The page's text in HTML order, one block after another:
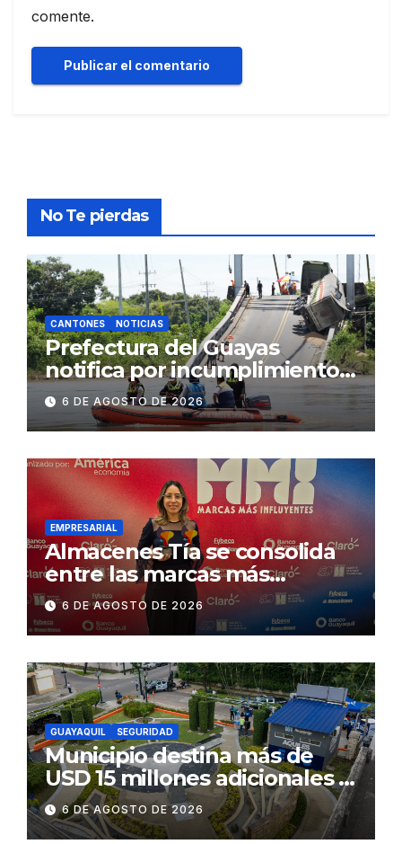
comente.
No Te pierdas
CANTONES NOTICIAS
Prefectura del Guayas
notifica por incumplimiento
contractual a la
Concesionaria CONORTE y
exige celeridad en
desmontaje del puente
Gonzalo Icaza Cornejo, en
Daule
6 DE AGOSTO DE 2026
EMPRESARIAL
Almacenes Tía se consolida
entre las marcas más
influyentes del Ecuador
6 DE AGOSTO DE 2026
GUAYAQUIL SEGURIDAD
Municipio destina más de
USD 15 millones adicionales a
SEGURA EP para fortalecer la
seguridad ciudadana
6 DE AGOSTO DE 2026